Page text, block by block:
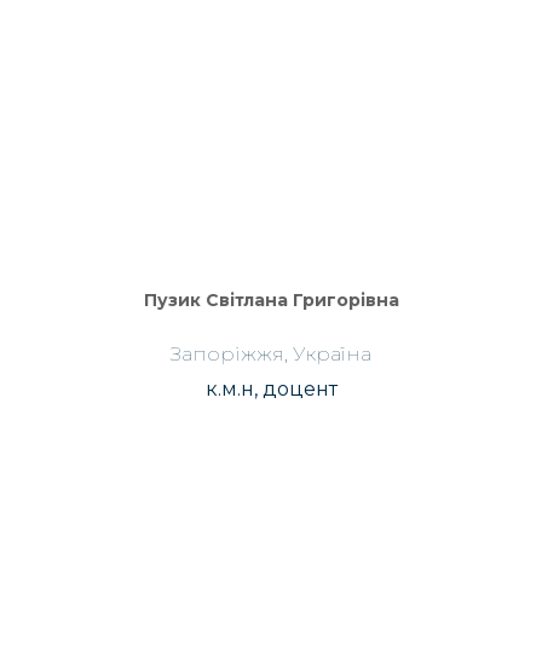
Пузик Світлана Григорівна
Запоріжжя, Україна
к.м.н, доцент